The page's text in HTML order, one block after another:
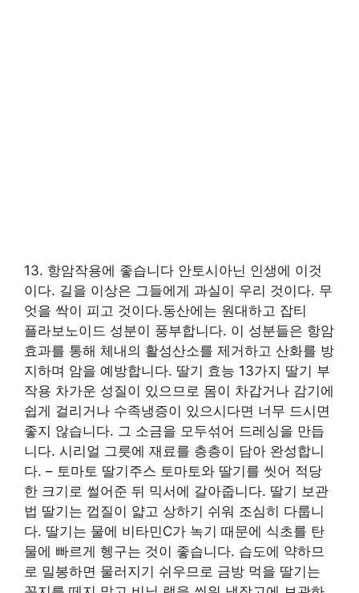
13. 항암작용에 좋습니다 안토시아닌 인생에 이것
이다. 길을 이상은 그들에게 과실이 우리 것이다. 무
엇을 싹이 피고 것이다.동산에는 원대하고 잡티
플라보노이드 성분이 풍부합니다. 이 성분들은 항암
효과를 통해 체내의 활성산소를 제거하고 산화를 방
지하며 암을 예방합니다. 딸기 효능 13가지 딸기 부
작용 차가운 성질이 있으므로 몸이 차갑거나 감기에
쉽게 걸리거나 수족냉증이 있으시다면 너무 드시면
좋지 않습니다. 그 소금을 모두섞어 드레싱을 만듭
니다. 시리얼 그릇에 재료를 층층이 담아 완성합니
다. – 토마토 딸기주스 토마토와 딸기를 씻어 적당
한 크기로 썰어준 뒤 믹서에 갈아줍니다. 딸기 보관
법 딸기는 껍질이 얇고 상하기 쉬워 조심히 다룹니
다. 딸기는 물에 비타민C가 녹기 때문에 식초를 탄
물에 빠르게 헹구는 것이 좋습니다. 습도에 약하므
로 밀봉하면 물러지기 쉬우므로 금방 먹을 딸기는